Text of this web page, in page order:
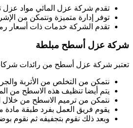
تقدم شركة عزل المائي مواد عزل
توفر إدارة متميزة ونتمكن من
تقدم الشركة خدمات ذات أسعار
شركة عزل أسطح مبلطة
تعتبر شركة عزل أسطح من رائدات
نتمكن من التخلص من الأتربة
يتم أيضا تنظيف هذه الاسطح من
نتمكن من ترميم الاسطح من خلال
يقوم فريق العمل بفرد طبقة
وبعد ذلك نقوم بتجفيفه ثم نقوم